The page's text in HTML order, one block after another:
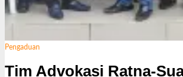
Pengaduan
Tim Advokasi Ratna-